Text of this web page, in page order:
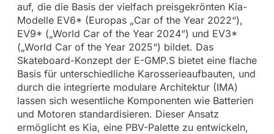
auf, die die Basis der vielfach preisgekrönten Kia-
Modelle EV6* (Europas „Car of the Year 2022“),
EV9* („World Car of the Year 2024“) und EV3*
(„World Car of the Year 2025“) bildet. Das
Skateboard-Konzept der E-GMP.S bietet eine flache
Basis für unterschiedliche Karosserieaufbauten, und
durch die integrierte modulare Architektur (IMA)
lassen sich wesentliche Komponenten wie Batterien
und Motoren standardisieren. Dieser Ansatz
ermöglicht es Kia, eine PBV-Palette zu entwickeln,